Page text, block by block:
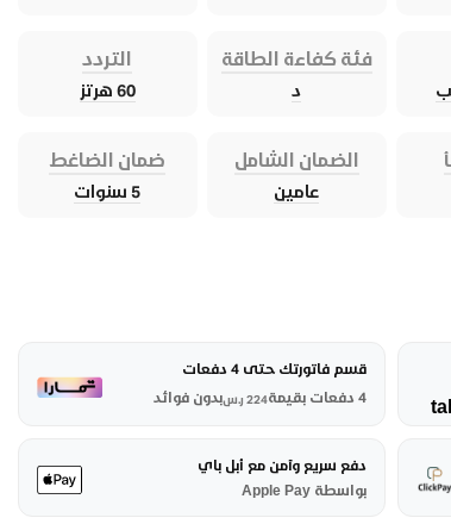
فئة كفاءة الطاقة
د
التردد
60 هرتز
الضمان الشامل
عامين
ضمان الضاغط
5 سنوات
قسم فاتورتك حتى 4 دفعات
4 دفعات بقيمة
224 ر.سبدون فوائد
دفع سريع وآمن مع أبل باي
بواسطة Apple Pay